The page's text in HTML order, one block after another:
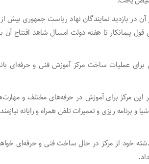
پیمانکار تا هفته دولت امسال شاهد افتتاح آن
دولت سیزدهم بیش از ۱۱۱ میلیارد ریال برای عملیات ساخت مرکز آموزش فنی و حرفه‌ای
این مرکز برای آموزش‌ در حرفه‌های مختلف و
خود از مرکز در حال ساخت فنی و حرفه‌ای